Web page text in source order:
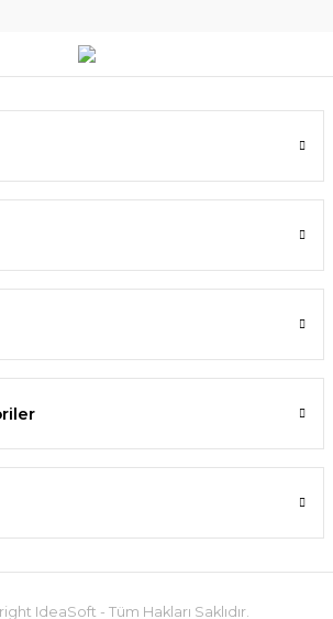
IdeaSoft - Tüm Hakları Saklıdır.